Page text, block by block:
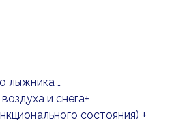
лыжника …
и снега+
состояния) +